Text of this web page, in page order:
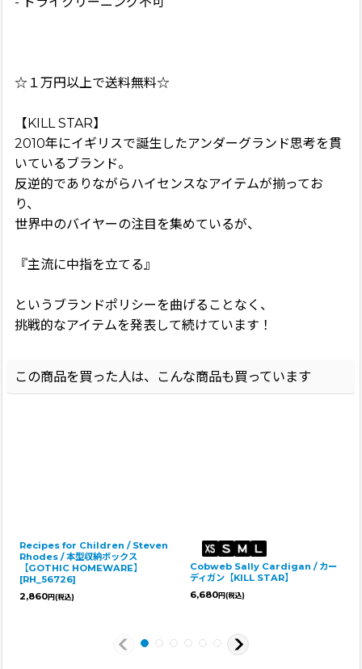
☆１万円以上で送料無料☆
【KILL STAR】
2010年にイギリスで誕生したアンダーグランド思考を貫
いているブランド。
反逆的でありながらハイセンスなアイテムが揃ってお
り、
世界中のバイヤーの注目を集めているが、
『主流に中指を立てる』
というブランドポリシーを曲げることなく、
挑戦的なアイテムを発表して続けています！
この商品を買った人は、こんな商品も買っています
Recipes for Children / Steven
Rhodes / 本型収納ボックス
【GOTHIC HOMEWARE】
[RH_56726]
2,860円 (税込)
Cobweb Sally Cardigan / カー
ディガン【KILL STAR】
6,680円 (税込)